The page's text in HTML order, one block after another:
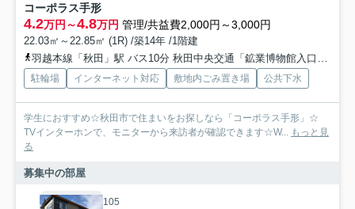
コーポラス手形
4.2万円～4.8万円 管理/共益費2,000円～3,000円
22.03㎡～22.85㎡ (1R) /築14年 /1階建
羽越本線「秋田」駅 バス10分 秋田中央交通「鉱業博物館入口」 停歩3分
駐輪場 インターネット対応 敷地内ごみ置き場 公共下水
学生におすすめ☆秋田市で住まいをお探しなら「コーポラス手形」☆
TVインターホンで、モニターから来訪者が確認できます☆W...
もっと見
る
募集中の部屋
105